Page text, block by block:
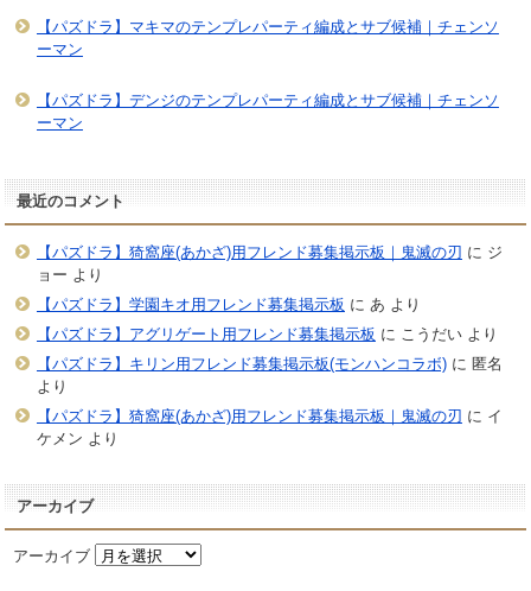
【パズドラ】マキマのテンプレパーティ編成とサブ候補｜チェンソ
ーマン
【パズドラ】デンジのテンプレパーティ編成とサブ候補｜チェンソ
ーマン
最近のコメント
【パズドラ】猗窩座(あかざ)用フレンド募集掲示板｜鬼滅の刃 に ジ
ョー より
【パズドラ】学園キオ用フレンド募集掲示板 に あ より
【パズドラ】アグリゲート用フレンド募集掲示板 に こうだいより
【パズドラ】キリン用フレンド募集掲示板(モンハンコラボ)に 匿名
より
【パズドラ】猗窩座(あかざ)用フレンド募集掲示板｜鬼滅の刃 に イ
ケメン より
アーカイブ
アーカイブ